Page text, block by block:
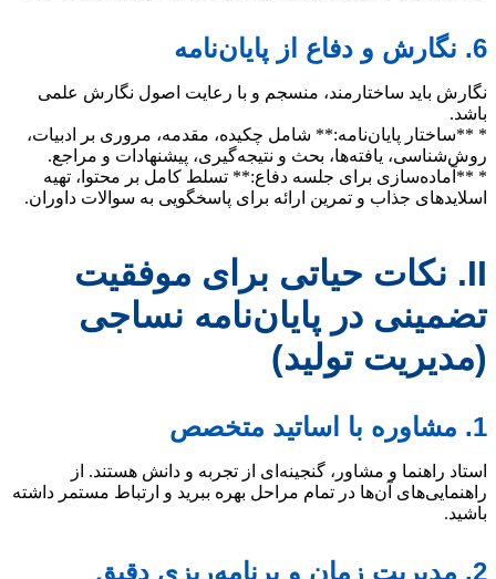
6. نگارش و دفاع از پایان‌نامه
نگارش باید ساختارمند، منسجم و با رعایت اصول نگارش علمی
باشد.
* **ساختار پایان‌نامه:** شامل چکیده، مقدمه، مروری بر ادبیات،
روش‌شناسی، یافته‌ها، بحث و نتیجه‌گیری، پیشنهادات و مراجع.
* **آماده‌سازی برای جلسه دفاع:** تسلط کامل بر محتوا، تهیه
اسلایدهای جذاب و تمرین ارائه برای پاسخگویی به سوالات داوران.
II. نکات حیاتی برای موفقیت
تضمینی در پایان‌نامه نساجی
(مدیریت تولید)
1. مشاوره با اساتید متخصص
استاد راهنما و مشاور، گنجینه‌ای از تجربه و دانش هستند. از
راهنمایی‌های آن‌ها در تمام مراحل بهره ببرید و ارتباط مستمر داشته
باشید.
2. مدیریت زمان و برنامه‌ریزی دقیق